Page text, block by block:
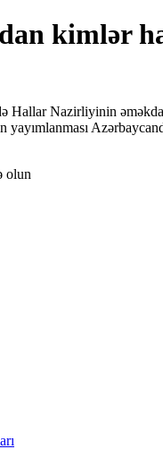
kimlər
Hallar Nazirliyinin
olun